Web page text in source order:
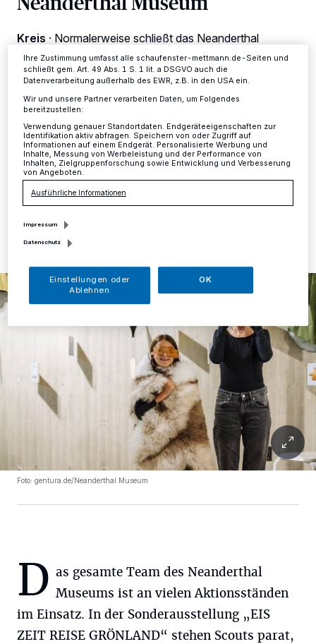
Kreis · Normalerweise schließt das Neanderthal
Museum in Mettmann um 18 Uhr seine Pforten. Am
Freitag, 15. März, jedoch verwandelt sich das Museum
nach den offiziellen Öffnungszeiten in eine
Eislandschaft und öffnet exklusiv für Familien erneut.
Von 18.30 bis 21 Uhr warten in der Familiennacht unter
dem Motto „Grönland“ eiszeitliche Mitmachstationen,
spannende Workshops und eine Live-Eisbären-
Schnitzshow auf die Besucher.
12.03.2024 , 11:44 Uhr Eine Minute Lesezeit
Foto: gentura.de/Neanderthal Museum
D as gesamte Team des Neanderthal
Museums ist an vielen Aktionsständen
im Einsatz. In der Sonderausstellung „EIS
ZEIT REISE GRÖNLAND“ stehen Scouts parat,
ändern oder Ihre Einwilligung zu widerrufen, indem Sie auf den Link
Informationen finden Sie in unserer Datenschutzerklärung.
Ihre Zustimmung umfasst alle schaufenster-mettmann.de-Seiten und
schließt gem. Art. 49 Abs. 1 S. 1 lit. a DSGVO auch die
Datenverarbeitung außerhalb des EWR, z.B. in den USA ein.
Wir und unsere Partner verarbeiten Daten, um Folgendes
bereitzustellen:
Verwendung genauer Standortdaten. Endgeräteeigenschaften zur
Identifikation aktiv abfragen. Speichern von oder Zugriff auf
Informationen auf einem Endgerät. Personalisierte Werbung und
Inhalte, Messung von Werbeleistung und der Performance von
Inhalten, Zielgruppenforschung sowie Entwicklung und Verbesserung
von Angeboten.
Ausführliche Informationen
Impressum
Datenschutz
Einstellungen oder
Ablehnen
OK